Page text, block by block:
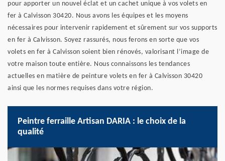
pour apporter un nouvel éclat et un cachet unique à vos volets en
fer à Calvisson 30420. Nous avons les équipes et les moyens
nécessaires pour intervenir rapidement et sûrement sur vos supports
en fer à Calvisson. Soyez rassurés, nous ferons en sorte que vos
volets en fer à Calvisson soient bien rénovés, valorisant l’image de
votre maison toute entière. Nous connaissons les tendances
actuelles en matière de peinture volets en fer à Calvisson 30420
ainsi que les normes requises dans votre région.
Peintre ferraille Artisan DARIA : le choix de la
qualité